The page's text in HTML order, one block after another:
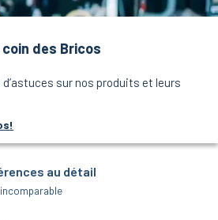
des Bricos
sur nos produits et leurs
au détail